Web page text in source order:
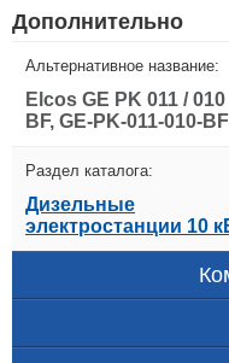
Дополнительно
Альтернативное название:
Elcos GE PK 011 / 010
BF, GE-PK-011-010-BF
Раздел каталога:
Дизельные
электростанции 10